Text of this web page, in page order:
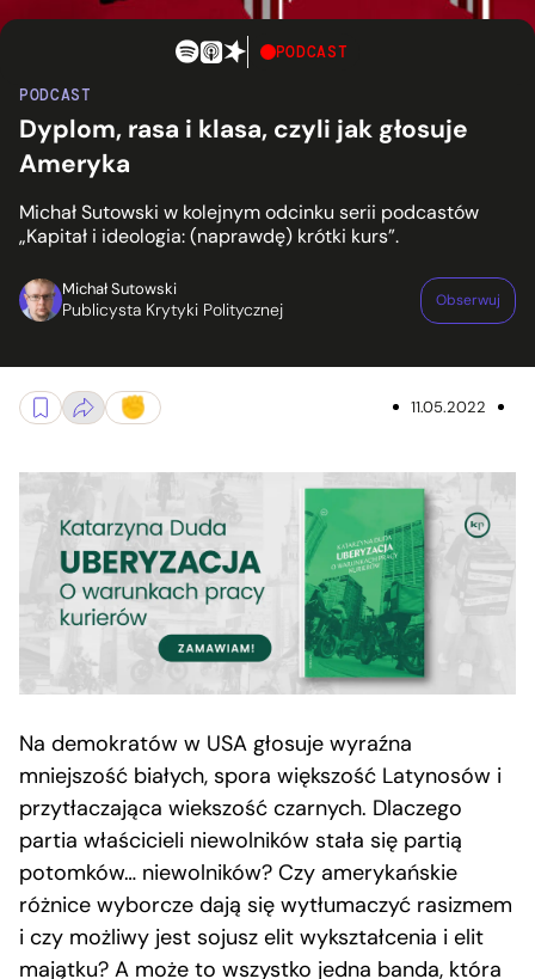
PODCAST
Dyplom, rasa i klasa, czyli jak głosuje
Ameryka
Michał Sutowski w kolejnym odcinku serii podcastów
„Kapitał i ideologia: (naprawdę) krótki kurs”.
Michał Sutowski
Publicysta Krytyki Politycznej Obserwuj
PODCAST
11.05.2022
Na demokratów w USA głosuje wyraźna
mniejszość białych, spora większość Latynosów i
przytłaczająca wiekszość czarnych. Dlaczego
partia właścicieli niewolników stała się partią
potomków… niewolników? Czy amerykańskie
różnice wyborcze dają się wytłumaczyć rasizmem
i czy możliwy jest sojusz elit wykształcenia i elit
majątku? A może to wszystko jedna banda, która